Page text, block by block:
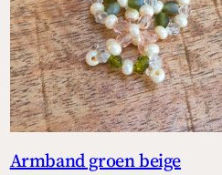
Armband groen beige